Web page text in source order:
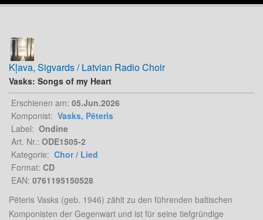
Kļava, Sigvards / Latvian Radio Choir
Vasks: Songs of my Heart
Erschienen am: 05.Jun.2026
Komponist: Vasks, Pēteris
Label: Ondine
Art. Nr.: ODE1505-2
Kategorie: Chor / Lied
Format: CD
EAN: 0761195150528
Pēteris Vasks (geb. 1946) zählt zu den führenden baltischen
Komponisten der Gegenwart und ist für seine tiefgründige